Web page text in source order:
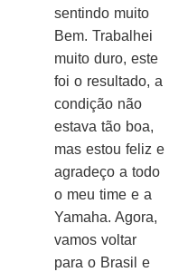
sentindo muito
Bem. Trabalhei
muito duro, este
foi o resultado, a
condição não
estava tão boa,
mas estou feliz e
agradeço a todo
o meu time e a
Yamaha. Agora,
vamos voltar
para o Brasil e